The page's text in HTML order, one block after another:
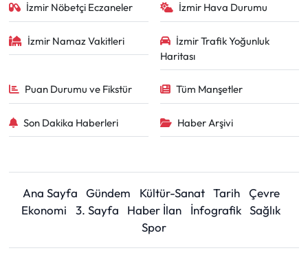
İzmir Nöbetçi Eczaneler İzmir Hava Durumu
İzmir Namaz Vakitleri
İzmir Trafik Yoğunluk
Haritası
Puan Durumu ve Fikstür Tüm Manşetler
Son Dakika Haberleri Haber Arşivi
Ana Sayfa Gündem Kültür-Sanat Tarih
Çevre
Ekonomi
3. Sayfa Haber İlan İnfografik Sağlık
Spor